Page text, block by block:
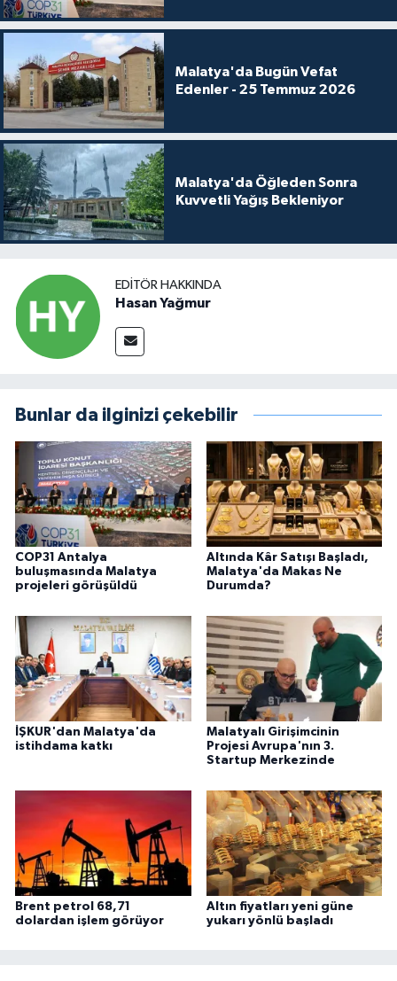
Malatya'da Bugün Vefat
Edenler - 25 Temmuz 2026
Malatya'da Öğleden Sonra
Kuvvetli Yağış Bekleniyor
EDITÖR HAKKINDA
Hasan Yağmur
Bunlar da ilginizi çekebilir
COP31 Antalya
buluşmasında Malatya
projeleri görüşüldü
Altında Kâr Satışı Başladı,
Malatya'da Makas Ne
Durumda?
İŞKUR'dan Malatya'da
istihdama katkı
Malatyalı Girişimcinin
Projesi Avrupa'nın 3.
Startup Merkezinde
Brent petrol 68,71
dolardan işlem görüyor
Altın fiyatları yeni güne
yukarı yönlü başladı